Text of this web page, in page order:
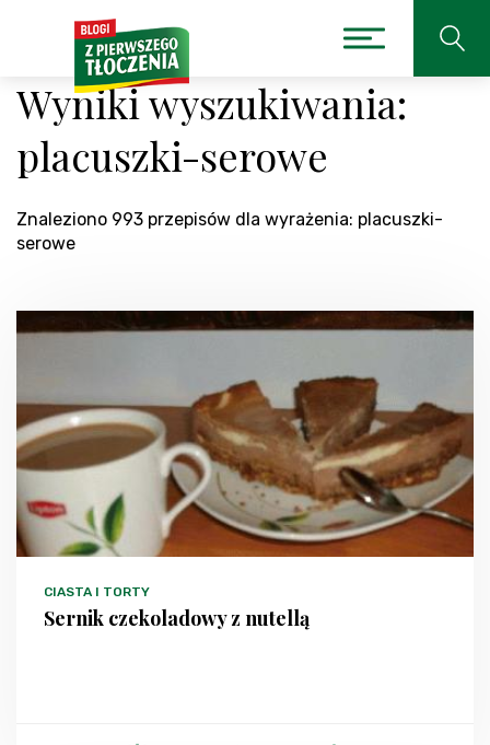
Wyniki wyszukiwania:
placuszki-serowe
Znaleziono 993 przepisów dla wyrażenia: placuszki-
serowe
CIASTA I TORTY
Sernik czekoladowy z nutellą